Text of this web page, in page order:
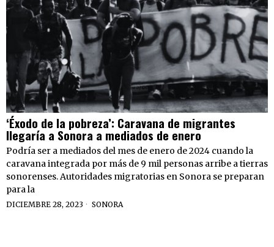
‘Éxodo de la pobreza’: Caravana de migrantes
llegaría a Sonora a mediados de enero
Podría ser a mediados del mes de enero de 2024 cuando la
caravana integrada por más de 9 mil personas arribe a tierras
sonorenses. Autoridades migratorias en Sonora se preparan
para la
DICIEMBRE 28, 2023 SONORA